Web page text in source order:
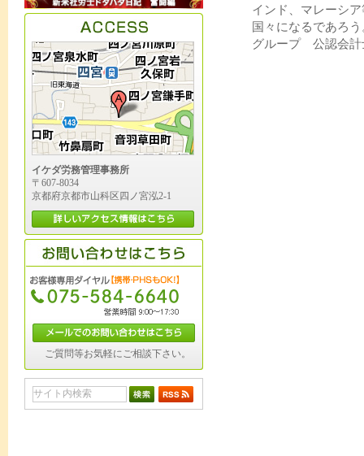
インド、マレーシ
国々にな
グループ 公認会計
イケダ労務管理事務所
〒607-8034
京都府京都市山科区四ノ宮泓2-1
ご質問等お気軽にご相談下さい。